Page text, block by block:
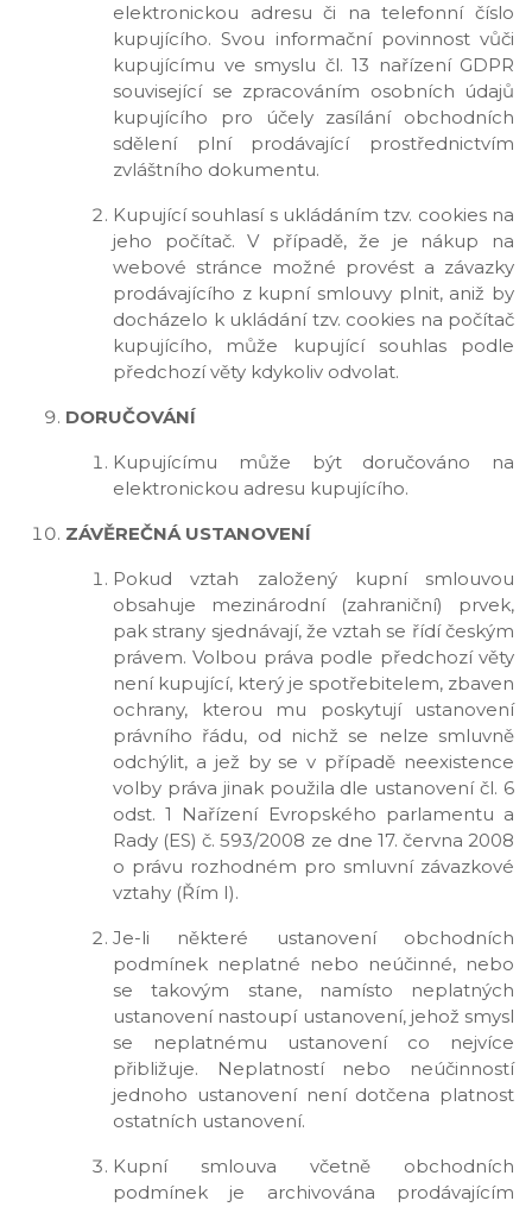
elektronickou adresu či na telefonní číslo
kupujícího. Svou informační povinnost vůči
kupujícímu ve smyslu čl. 13 nařízení GDPR
související se zpracováním osobních údajů
kupujícího pro účely zasílání obchodních
sdělení plní prodávající prostřednictvím
zvláštního dokumentu.
Kupující souhlasí s ukládáním tzv. cookies na
jeho počítač. V případě, že je nákup na
webové stránce možné provést a závazky
prodávajícího z kupní smlouvy plnit, aniž by
docházelo k ukládání tzv. cookies na počítač
kupujícího, může kupující souhlas podle
předchozí věty kdykoliv odvolat.
DORUČOVÁNÍ
Kupujícímu může být doručováno na
elektronickou adresu kupujícího.
ZÁVĚREČNÁ USTANOVENÍ
Pokud vztah založený kupní smlouvou
obsahuje mezinárodní (zahraniční) prvek,
pak strany sjednávají, že vztah se řídí českým
právem. Volbou práva podle předchozí věty
není kupující, který je spotřebitelem, zbaven
ochrany, kterou mu poskytují ustanovení
právního řádu, od nichž se nelze smluvně
odchýlit, a jež by se v případě neexistence
volby práva jinak použila dle ustanovení čl. 6
odst. 1 Nařízení Evropského parlamentu a
Rady (ES) č. 593/2008 ze dne 17. června 2008
o právu rozhodném pro smluvní závazkové
vztahy (Řím I).
Je-li některé ustanovení obchodních
podmínek neplatné nebo neúčinné, nebo
se takovým stane, namísto neplatných
ustanovení nastoupí ustanovení, jehož smysl
se neplatnému ustanovení co nejvíce
přibližuje. Neplatností nebo neúčinností
jednoho ustanovení není dotčena platnost
ostatních ustanovení.
Kupní smlouva včetně obchodních
podmínek je archivována prodávajícím